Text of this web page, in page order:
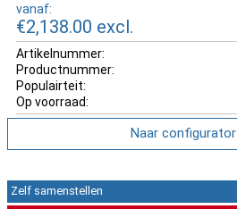
vanaf:
€2,138.00 excl.
Artikelnummer:
Productnummer:
Populairteit:
Op voorraad:
Naar configurator
Zelf samenstellen